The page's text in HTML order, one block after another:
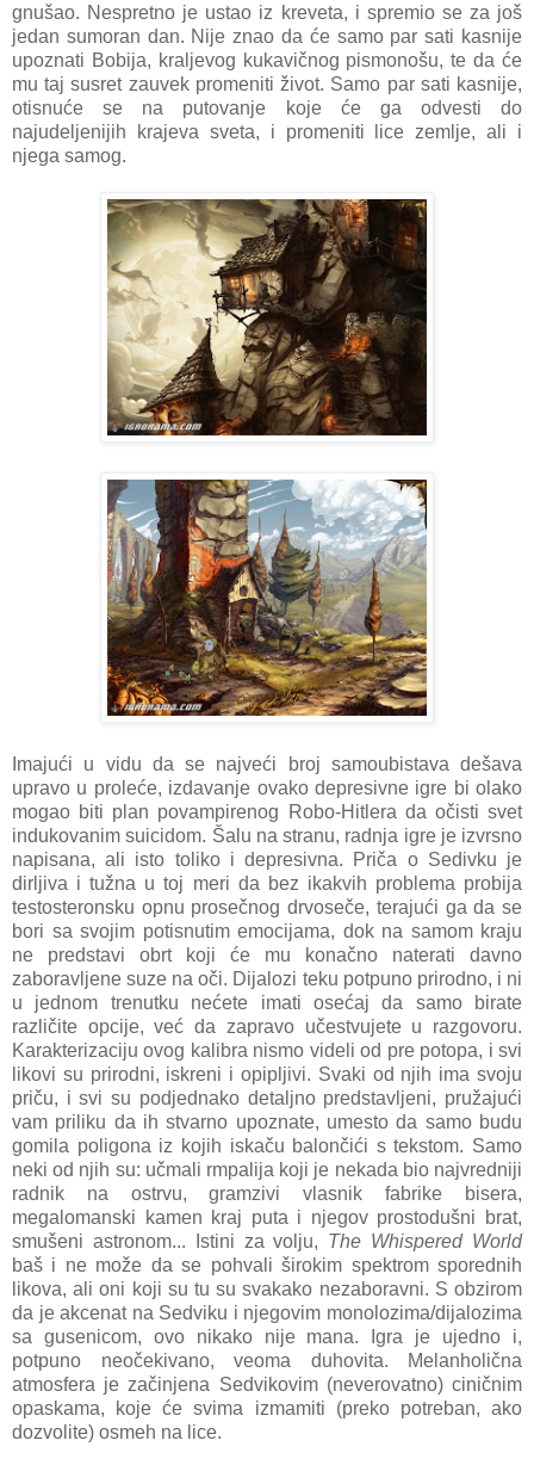
gnušao. Nespretno je ustao iz kreveta, i spremio se za još
jedan sumoran dan. Nije znao da će samo par sati kasnije
upoznati Bobija, kraljevog kukavičnog pismonošu, te da će
mu taj susret zauvek promeniti život. Samo par sati kasnije,
otisnuće se na putovanje koje će ga odvesti do
najudeljenijih krajeva sveta, i promeniti lice zemlje, ali i
njega samog.
Imajući u vidu da se najveći broj samoubistava dešava
upravo u proleće, izdavanje ovako depresivne igre bi olako
mogao biti plan povampirenog Robo-Hitlera da očisti svet
indukovanim suicidom. Šalu na stranu, radnja igre je izvrsno
napisana, ali isto toliko i depresivna. Priča o Sedivku je
dirljiva i tužna u toj meri da bez ikakvih problema probija
testosteronsku opnu prosečnog drvoseče, terajući ga da se
bori sa svojim potisnutim emocijama, dok na samom kraju
ne predstavi obrt koji će mu konačno naterati davno
zaboravljene suze na oči. Dijalozi teku potpuno prirodno, i ni
u jednom trenutku nećete imati osećaj da samo birate
različite opcije, već da zapravo učestvujete u razgovoru.
Karakterizaciju ovog kalibra nismo videli od pre potopa, i svi
likovi su prirodni, iskreni i opipljivi. Svaki od njih ima svoju
priču, i svi su podjednako detaljno predstavljeni, pružajući
vam priliku da ih stvarno upoznate, umesto da samo budu
gomila poligona iz kojih iskaču balončići s tekstom. Samo
neki od njih su: učmali rmpalija koji je nekada bio najvredniji
radnik na ostrvu, gramzivi vlasnik fabrike bisera,
megalomanski kamen kraj puta i njegov prostodušni brat,
smušeni astronom... Istini za volju, The Whispered World
baš i ne može da se pohvali širokim spektrom sporednih
likova, ali oni koji su tu su svakako nezaboravni. S obzirom
da je akcenat na Sedviku i njegovim monolozima/dijalozima
sa gusenicom, ovo nikako nije mana. Igra je ujedno i,
potpuno neočekivano, veoma duhovita. Melanholična
atmosfera je začinjena Sedvikovim (neverovatno) ciničnim
opaskama, koje će svima izmamiti (preko potreban, ako
dozvolite) osmeh na lice.